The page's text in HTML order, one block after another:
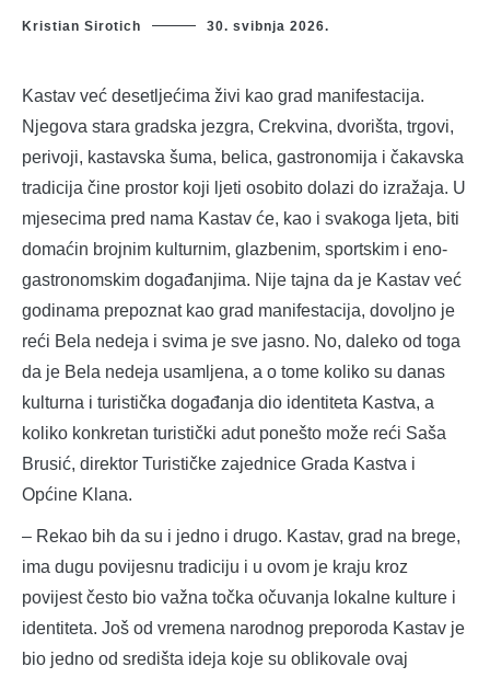
Kristian Sirotich 30. svibnja 2026.
Kastav već desetljećima živi kao grad manifestacija.
Njegova stara gradska jezgra, Crekvina, dvorišta, trgovi,
perivoji, kastavska šuma, belica, gastronomija i čakavska
tradicija čine prostor koji ljeti osobito dolazi do izražaja. U
mjesecima pred nama Kastav će, kao i svakoga ljeta, biti
domaćin brojnim kulturnim, glazbenim, sportskim i eno-
gastronomskim događanjima. Nije tajna da je Kastav već
godinama prepoznat kao grad manifestacija, dovoljno je
reći Bela nedeja i svima je sve jasno. No, daleko od toga
da je Bela nedeja usamljena, a o tome koliko su danas
kulturna i turistička događanja dio identiteta Kastva, a
koliko konkretan turistički adut ponešto može reći Saša
Brusić, direktor Turističke zajednice Grada Kastva i
Općine Klana.
– Rekao bih da su i jedno i drugo. Kastav, grad na brege,
ima dugu povijesnu tradiciju i u ovom je kraju kroz
povijest često bio važna točka očuvanja lokalne kulture i
identiteta. Još od vremena narodnog preporoda Kastav je
bio jedno od središta ideja koje su oblikovale ovaj